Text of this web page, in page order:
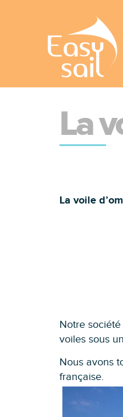
La
La voile
Notre
voiles sous
Nous avons
française.